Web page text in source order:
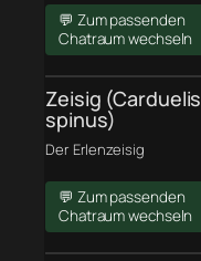
💬 Zum passenden
Chatraum wechseln
Zeisig (Carduelis
spinus)
Der Erlenzeisig
💬 Zum passenden
Chatraum wechseln